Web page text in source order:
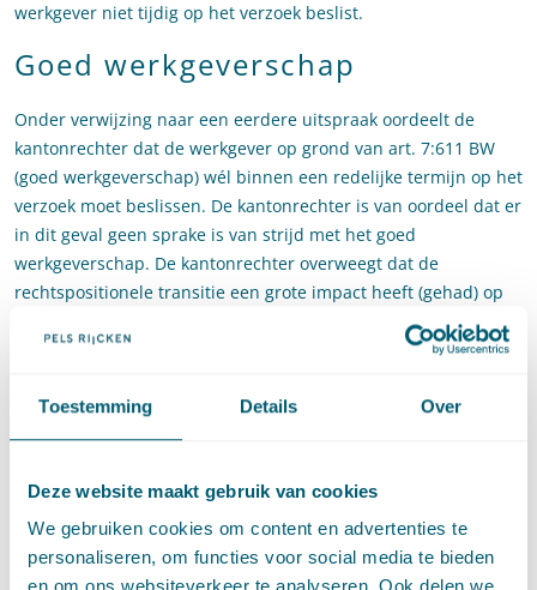
Toestemming Details Over
Deze website maakt gebruik van cookies
We gebruiken cookies om content en advertenties te
personaliseren, om functies voor social media te bieden
werkgever niet tijdig op het verzoek beslist.
Goed werkgeverschap
Onder verwijzing naar een eerdere uitspraak oordeelt de
kantonrechter dat de werkgever op grond van art. 7:611 BW
(goed werkgeverschap) wél binnen een redelijke termijn op het
verzoek moet beslissen. De kantonrechter is van oordeel dat er
in dit geval geen sprake is van strijd met het goed
werkgeverschap. De kantonrechter overweegt dat de
rechtspositionele transitie een grote impact heeft (gehad) op
de Rijksoverheid en het – in het bijzonder in verband met de
rechtsgelijkheid – van belang was dat vanuit de Rijksoverheid
transitie ontstane interpretatie- en toepassingsvraagstuk met
betrekking tot paragraaf 3.1 Cao Rijk. Dat het verkrijgen van
daarmee aanvragen een aantal maanden zijn aangehouden,
acht de kantonrechter begrijpelijk.
Zwaarwegend bedrijfsbelang